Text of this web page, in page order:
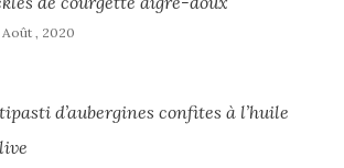
Août , 2020
d’aubergines confites à l’huile